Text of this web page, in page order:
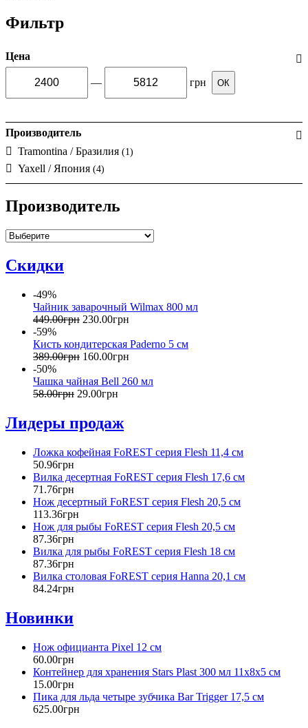
Фильтр
Цена
— грн ОК
Производитель
Tramontina / Бразилия (1)
Yaxell / Япония (4)
Производитель
Скидки
-49%
Чайник заварочный Wilmax 800 мл
449.00грн 230.00грн
-59%
Кисть кондитерская Paderno 5 см
389.00грн 160.00грн
-50%
Чашка чайная Bell 260 мл
58.00грн 29.00грн
Лидеры продаж
Ложка кофейная FoREST серия Flesh 11,4 см
50.96грн
Вилка десертная FoREST серия Flesh 17,6 см
71 .76грн
Нож десертный FoREST серия Flesh 20,5 см
113.36грн
Нож для рыбы FoREST серия Flesh 20,5 см
87.36грн
Вилка для рыбы FoREST серия Flesh 18 см
87.36грн
Вилка столовая FoREST серия Hanna 20,1 см
84.24грн
Новинки
Нож официанта Pixel 12 см
60.00грн
Контейнер для хранения Stars Plast 300 мл 11х8х5 см
15.00грн
Пика для льда четыре зубчика Bar Trigger 17,5 см
625.00грн